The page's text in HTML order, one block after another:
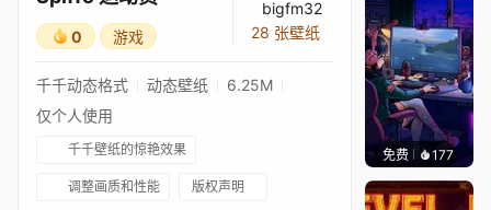
0 游戏
bigfm32
28 张壁纸
千千动态格式 动态壁纸
6.25M
仅个人使用
千千壁纸的惊艳效果
调整画质和性能 版权声明
免费 177